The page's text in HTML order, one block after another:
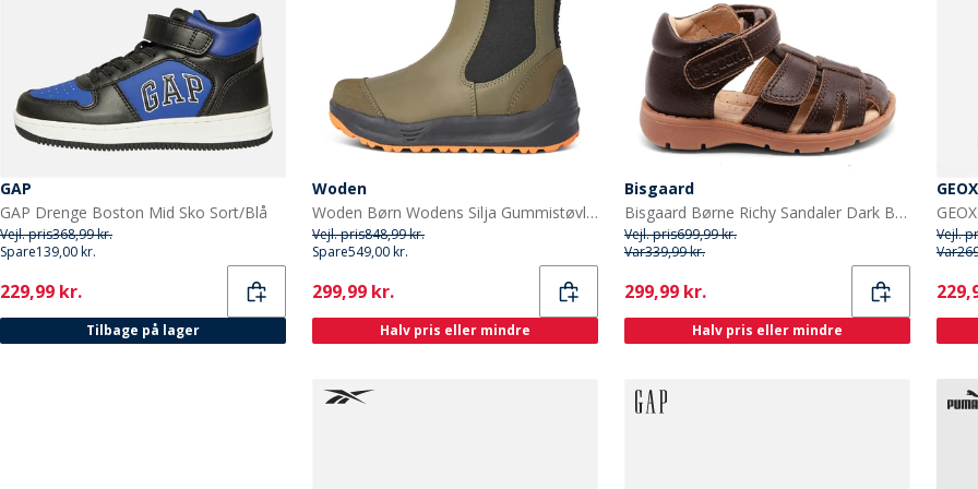
GAP
GAP Drenge Boston Mid Sko Sort/Blå
Vejl. pris368,99 kr.
Spare139,00 kr.
Current
229,99 kr.
Tilbage på lager
Woden
Woden Børn Wodens Silja Gummistøvler 295 Dark Olive
Vejl. pris848,99 kr.
Spare549,00 kr.
Current
299,99 kr.
Halv pris eller mindre
Bisgaard
Bisgaard Børne Richy Sandaler Dark Brown
Vejl. pris699,99 kr.
Var339,99 kr.
Current
299,99 kr.
Halv pris eller mindre
GEOX
Vejl.
Var